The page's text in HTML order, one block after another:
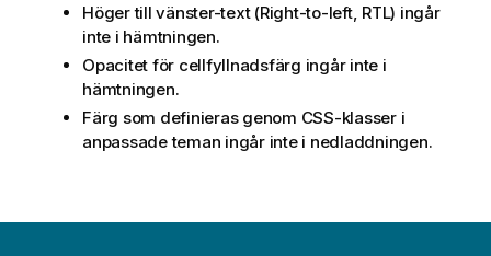
Höger till vänster-text (Right-to-left, RTL) ingår
inte i hämtningen.
Opacitet för cellfyllnadsfärg ingår inte i
hämtningen.
Färg som definieras genom CSS-klasser i
anpassade teman ingår inte i nedladdningen.